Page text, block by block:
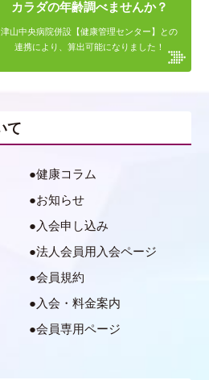
カラダの年齢調べませんか？
津山中央病院併設【健康管理センター】との
連携により、算出可能になりました！
て
健康コラム
お知らせ
入会申し込み
法人会員用入会ページ
会員規約
入会・料金案内
会員専用ページ